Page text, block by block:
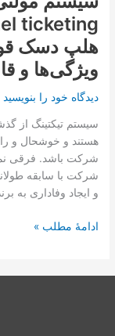
هلپ دسک
ویژگی‌ها و
دیدگاه‌ خود را بنویسید
سیستم تیکتینگ از
هستند و خوشحال و
شرکت باشد. فرقی
شرکت با سابقه
و ایجاد وفاداری به
در
سازمان
باید
ویژگی‌ها
و
هایی
را
دارا
باشد
ادامۀ مطلب »